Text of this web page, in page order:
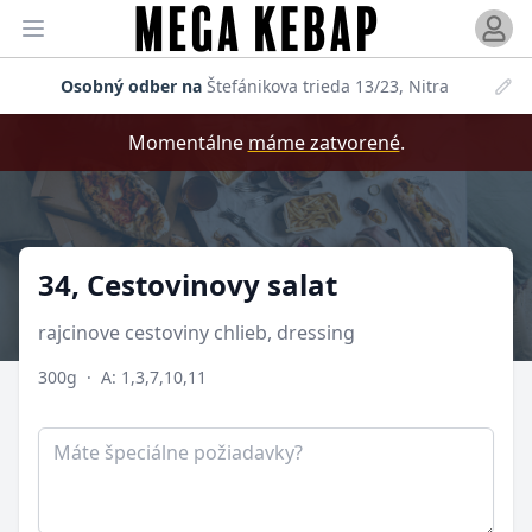
Otvoriť menu
Osobný odber naŠtefánikova trieda 13/23, Nitra
Momentálne máme zatvorené.
Produkt
34, Cestovinovy salat
rajcinove cestoviny chlieb, dressing
300g · A: 1,3,7,10,11
Poznámka